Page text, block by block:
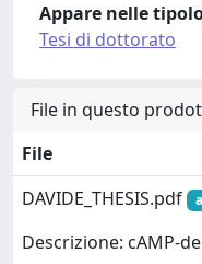
Appare nelle
Tesi di dottorato
File in questo
File
DAVIDE_THESIS.pdf
Descrizione: cAMP-